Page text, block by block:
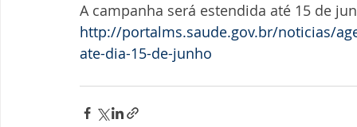
A campanha será estendida até 15 de
http://portalms.saude.gov.br/noticias/
ate-dia-15-de-junho